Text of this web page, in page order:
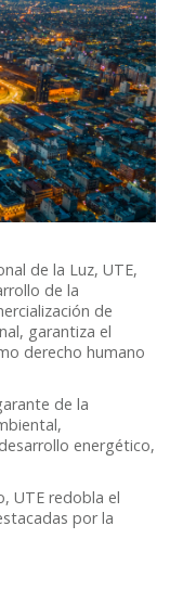
de la Luz, UTE,
de la
de
garantiza el
derecho humano
de la
energético,
UTE redobla el
por la